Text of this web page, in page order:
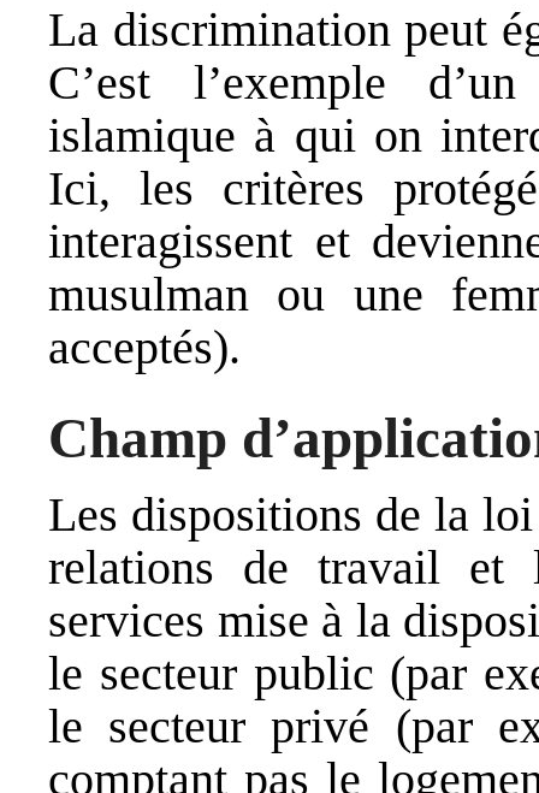
La discrimination peut
C’est l’exemple
islamique à qui on
Ici, les critères
interagissent et
musulman ou une
acceptés).
Champ
Les dispositions de la
relations de travail et
services mise à la
le secteur public (par
le secteur privé (par
comptant pas le